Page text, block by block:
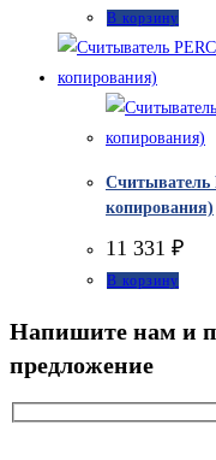
В корзину
Считыватель
копирования)
11 331 ₽
В корзину
Напишите нам и
предложение